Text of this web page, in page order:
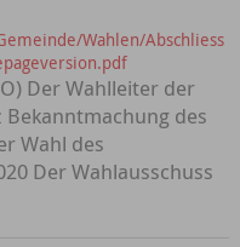
Wahlen/Abschliess
Der Wahlleiter der
des
Wahl des
Der Wahlausschuss